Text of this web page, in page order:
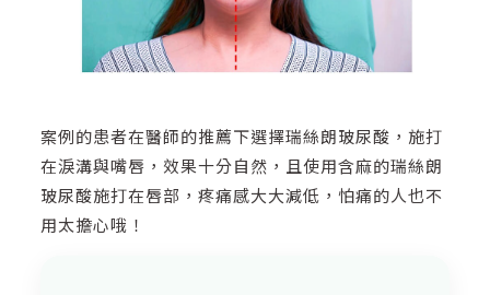
案例的患者在醫師的推薦下選擇瑞絲朗玻尿酸，施打
在淚溝與嘴唇，效果十分自然，且使用含麻的瑞絲朗
玻尿酸施打在唇部，疼痛感大大減低，怕痛的人也不
用太擔心哦！